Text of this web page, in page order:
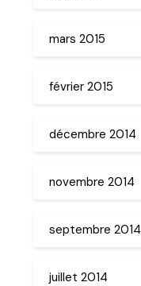
mars 2015
février 2015
décembre 2014
novembre 2014
septembre 2014
juillet 2014